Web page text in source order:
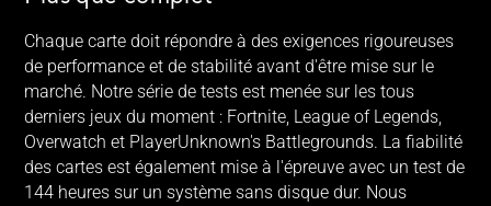
Chaque carte doit répondre à des exigences rigoureuses
de performance et de stabilité avant d'être mise sur le
marché. Notre série de tests est menée sur les tous
derniers jeux du moment : Fortnite, League of Legends,
Overwatch et PlayerUnknown's Battlegrounds. La fiabilité
des cartes est également mise à l'épreuve avec un test de
144 heures sur un système sans disque dur. Nous